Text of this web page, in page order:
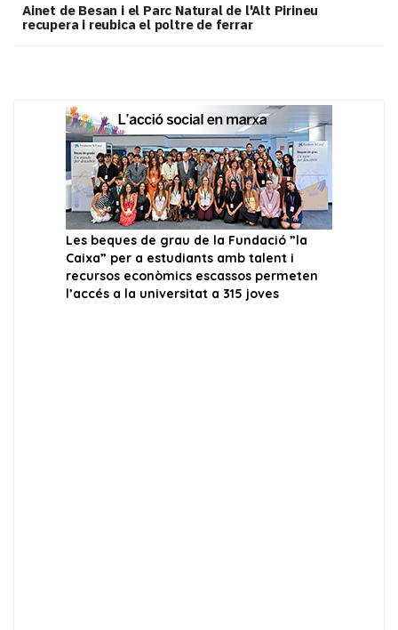
Ainet de Besan i el Parc Natural de l'Alt Pirineu
recupera i reubica el poltre de ferrar